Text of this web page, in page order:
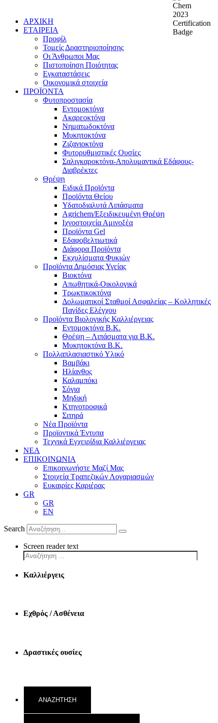
ΑΡΧΙΚΗ
ΕΤΑΙΡΕΙΑ
Προφίλ
Τομείς Δραστηριοποίησης
Οι Άνθρωποι Μας
Πιστοποίηση Ποιότητας
Εγκαταστάσεις
Οικονομικά στοιχεία
ΠΡΟΪΟΝΤΑ
Φυτοπροστασία
Εντομοκτόνα
Ακαρεοκτόνα
Νηματωδοκτόνα
Μυκητοκτόνα
Ζιζανιοκτόνα
Φυτορυθμιστικές Ουσίες
Σαλιγκαροκτόνα-Απολυμαντικά Εδάφους-
Διαβρέκτες
Θρέψη
Ειδικά Προϊόντα
Προϊόντα Θείου
Υδατοδιαλυτά Λιπάσματα
Agrichem/Εξειδικευμένη Θρέψη
Ιχνοστοιχεία Αμινοξέα
Προϊόντα Gel
Εδαφοβελτιωτικά
Διάφορα Προϊόντα
Εκχυλίσματα Φυκιών
Προϊόντα Δημόσιας Υγείας
Βιοκτόνα
Απωθητικά-Οικολογικά
Τρωκτικοκτόνα
Δολωματικοί Σταθμοί Ασφαλείας – Κολλητικές
Παγίδες Ελέγχου
Προϊόντα Βιολογικής Καλλιέργειας
Εντομοκτόνα Β.Κ.
Θρέψη – Λιπάσματα για Β.Κ.
Μυκητοκτόνα Β.Κ.
Πολλαπλασιαστικό Υλικό
Βαμβάκι
Ηλίανθος
Καλαμπόκι
Σόγια
Μηδική
Κτηνοτροφικά
Σιτηρά
Νέα Προϊόντα
Προϊοντικά Έντυπα
Τεχνικά Εγχειρίδια Καλλιέργειας
ΝΕΑ
ΕΠΙΚΟΙΝΩΝΙΑ
Επικοινωνήστε Μαζί Μας
Στοιχεία Τραπεζικών Λογαριασμών
Ευκαιρίες Καριέρας
GR
GR
EN
Search
Screen reader text
Καλλιέργεις
Εχθρός / Ασθένεια
Δραστικές ουσίες